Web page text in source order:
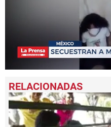
seconds
of
1
minute,
7
seconds